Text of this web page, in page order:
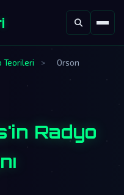
Teorileri >
Orson
Radyo